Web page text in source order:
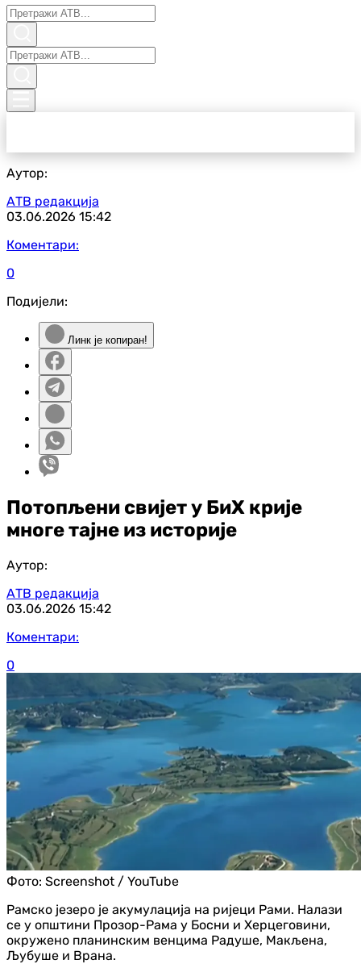
Аутор:
АТВ редакција
03.06.2026 15:42
Коментари:
0
Подијели:
Линк је копиран!
Потопљени свијет у БиХ крије
многе тајне из историје
Аутор:
АТВ редакција
03.06.2026 15:42
Коментари:
0
Фото: Screenshot / YouTube
Рамско језеро је акумулација на ријеци Рами. Налази
се у општини Прозор-Рама у Босни и Херцеговини,
окружено планинским венцима Радуше, Макљена,
Љубуше и Врана.